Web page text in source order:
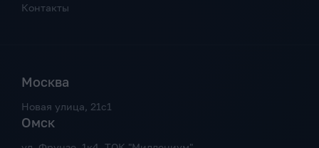
Контакты
Москва
Новая улица, 21с1
Омск